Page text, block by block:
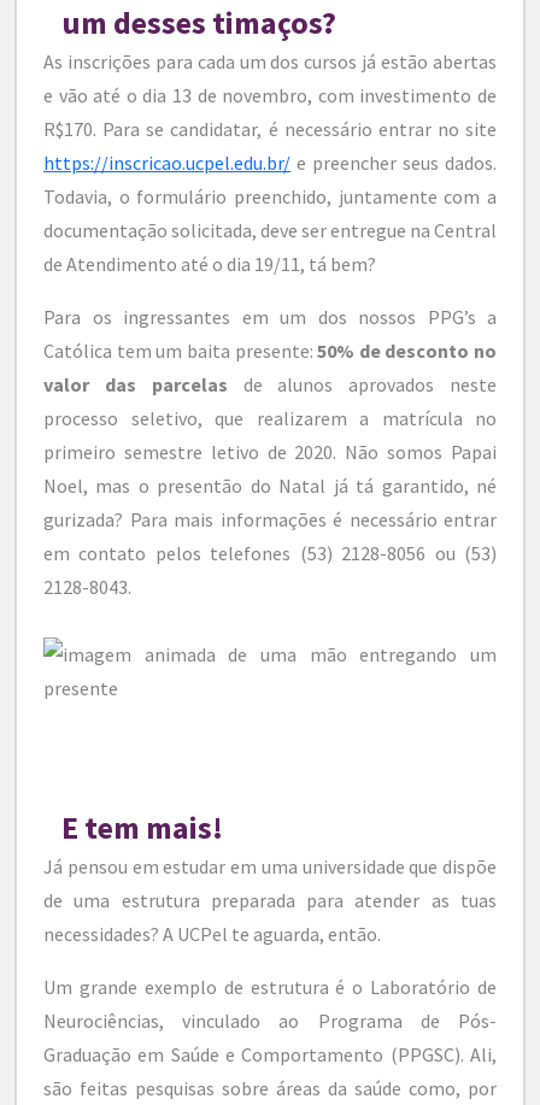
um desses timaços?
As inscrições para cada um dos cursos já estão abertas
e vão até o dia 13 de novembro, com investimento de
R$170. Para se candidatar, é necessário entrar no site
https://inscricao.ucpel.edu.br/ e preencher seus dados.
Todavia, o formulário preenchido, juntamente com a
documentação solicitada, deve ser entregue na Central
de Atendimento até o dia 19/11, tá bem?
Para os ingressantes em um dos nossos PPG’s a
Católica tem um baita presente:50% de desconto no
valor das parcelas de alunos aprovados neste
processo seletivo, que realizarem a matrícula no
primeiro semestre letivo de 2020. Não somos Papai
Noel, mas o presentão do Natal já tá garantido, né
gurizada? Para mais informações é necessário entrar
em contato pelos telefones (53) 2128-8056 ou (53)
2128-8043.
E tem mais!
Já pensou em estudar em uma universidade que dispõe
de uma estrutura preparada para atender as tuas
necessidades? A UCPel te aguarda, então.
Um grande exemplo de estrutura é o Laboratório de
Neurociências, vinculado ao Programa de Pós-
Graduação em Saúde e Comportamento (PPGSC). Ali,
são feitas pesquisas sobre áreas da saúde como, por